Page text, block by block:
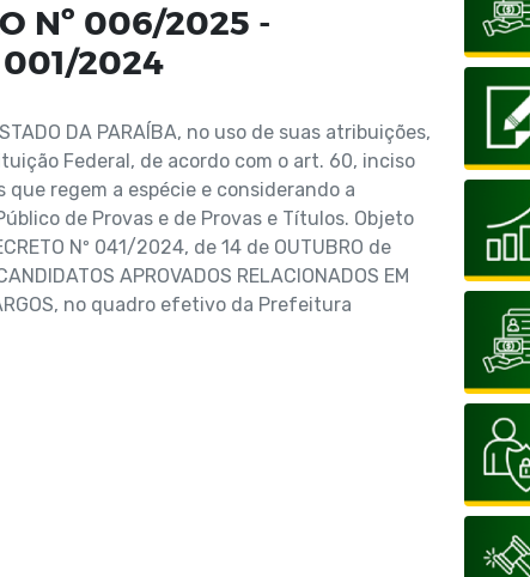
Nº 006/2025 -
001/2024
DA PARAÍBA, no uso de suas atribuições,
Federal, de acordo com o art. 60, inciso
que regem a espécie e considerando a
de Provas e de Provas e Títulos. Objeto
Nº 041/2024, de 14 de OUTUBRO de
APROVADOS RELACIONADOS EM
no quadro efetivo da Prefeitura